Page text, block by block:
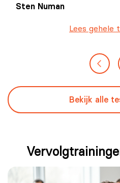
Sten Numan
Lees gehele
Bekijk alle